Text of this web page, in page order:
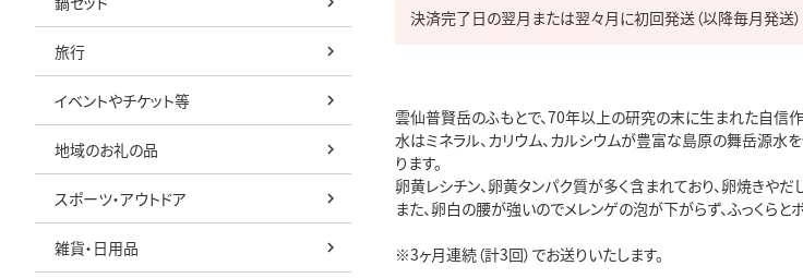
旅行
イベントやチケット等
地域のお礼の品
スポーツ・アウトドア
雑貨・日用品
雲仙普賢岳のふもとで、70年以上の研究の末に生まれた自信作
水はミネラル、カリウム、カルシウムが豊富な島原の舞岳源
ります。
卵黄レシチン、卵黄タンパク質が多く含まれており、卵焼きやだ
また、卵白の腰が強いのでメレンゲの泡が下がらず、ふっくら
※3ヶ月連続（計3回）でお送りいたします。